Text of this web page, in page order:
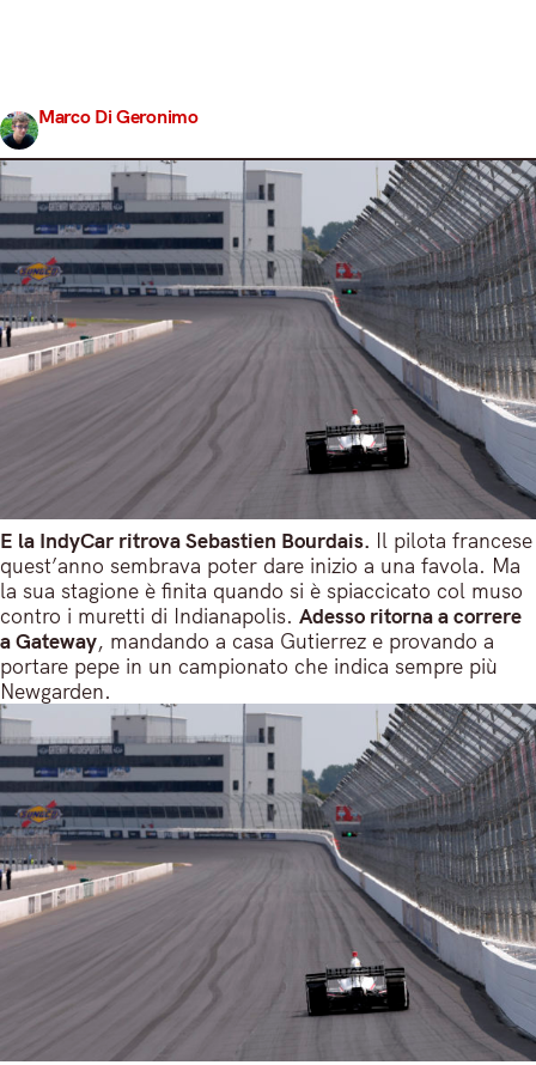
Marco Di Geronimo
E la IndyCar ritrova Sebastien Bourdais. Il pilota francese
quest’anno sembrava poter dare inizio a una favola. Ma
la sua stagione è finita quando si è spiaccicato col muso
contro i muretti di Indianapolis. Adesso ritorna a correre
a Gateway, mandando a casa Gutierrez e provando a
portare pepe in un campionato che indica sempre più
Newgarden.